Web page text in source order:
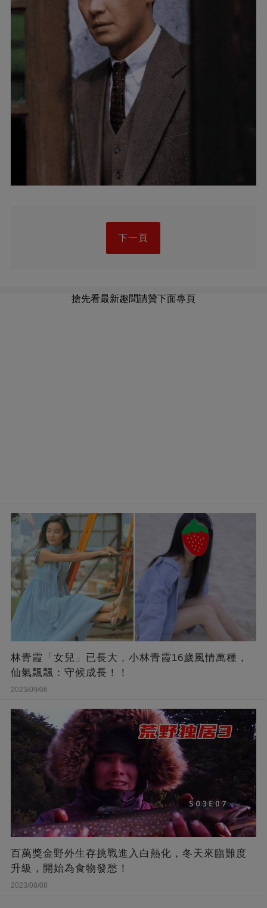
下一頁
搶先看最新趣聞請贊下面專頁
林青霞「女兒」已長大，小林青霞16歲風情萬種，
仙氣飄飄：守候成長！！
2023/09/06
百萬獎金野外生存挑戰進入白熱化，冬天來臨難度
升級，開始為食物發愁！
2023/08/08